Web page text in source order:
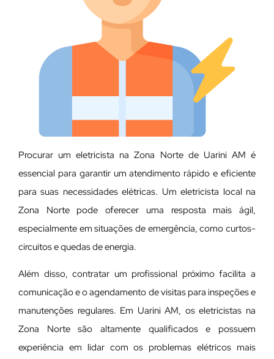
Procurar um eletricista na Zona Norte de Uarini AM é
essencial para garantir um atendimento rápido e eficiente
para suas necessidades elétricas. Um eletricista local na
Zona Norte pode oferecer uma resposta mais ágil,
especialmente em situações de emergência, como curtos-
circuitos e quedas de energia.
Além disso, contratar um profissional próximo facilita a
comunicação e o agendamento de visitas para inspeções e
manutenções regulares. Em Uarini AM, os eletricistas na
Zona Norte são altamente qualificados e possuem
experiência em lidar com os problemas elétricos mais